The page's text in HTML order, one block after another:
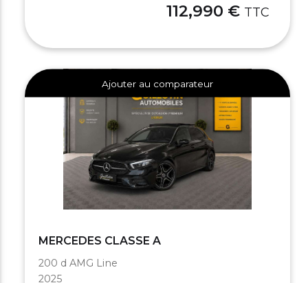
112,990 € TTC
Ajouter au comparateur
MERCEDES CLASSE A
200 d AMG Line
2025